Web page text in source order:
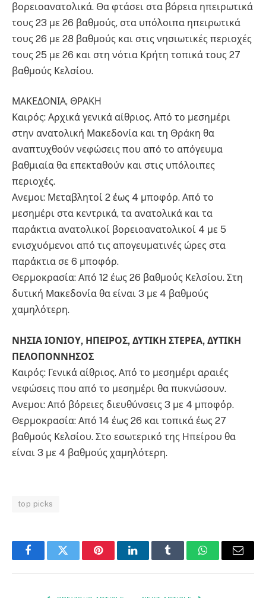
βορειοανατολικά. Θα φτάσει στα βόρεια ηπειρωτικά
τους 23 με 26 βαθμούς, στα υπόλοιπα ηπειρωτικά
τους 26 με 28 βαθμούς και στις νησιωτικές περιοχές
τους 25 με 26 και στη νότια Κρήτη τοπικά τους 27
βαθμούς Κελσίου.
ΜΑΚΕΔΟΝΙΑ, ΘΡΑΚΗ
Καιρός: Αρχικά γενικά αίθριος. Από το μεσημέρι
στην ανατολική Μακεδονία και τη Θράκη θα
αναπτυχθούν νεφώσεις που από το απόγευμα
βαθμιαία θα επεκταθούν και στις υπόλοιπες
περιοχές.
Ανεμοι: Μεταβλητοί 2 έως 4 μποφόρ. Από το
μεσημέρι στα κεντρικά, τα ανατολικά και τα
παράκτια ανατολικοί βορειοανατολικοί 4 με 5
ενισχυόμενοι από τις απογευματινές ώρες στα
παράκτια σε 6 μποφόρ.
Θερμοκρασία: Από 12 έως 26 βαθμούς Κελσίου. Στη
δυτική Μακεδονία θα είναι 3 με 4 βαθμούς
χαμηλότερη.
ΝΗΣΙΑ ΙΟΝΙΟΥ, ΗΠΕΙΡΟΣ, ΔΥΤΙΚΗ ΣΤΕΡΕΑ, ΔΥΤΙΚΗ
ΠΕΛΟΠΟΝΝΗΣΟΣ
Καιρός: Γενικά αίθριος. Από το μεσημέρι αραιές
νεφώσεις που από το μεσημέρι θα πυκνώσουν.
Ανεμοι: Από βόρειες διευθύνσεις 3 με 4 μποφόρ.
Θερμοκρασία: Από 14 έως 26 και τοπικά έως 27
βαθμούς Κελσίου. Στο εσωτερικό της Ηπείρου θα
είναι 3 με 4 βαθμούς χαμηλότερη.
top picks
FacebookTwitter PinterestLinkedInTumblr WhatsAppEmail